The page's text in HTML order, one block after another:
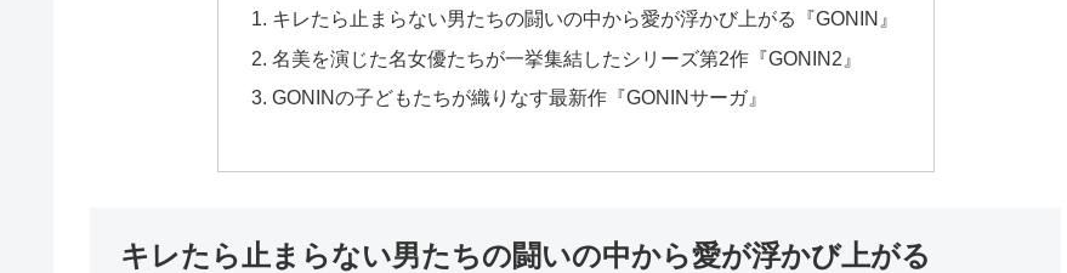
キレたら止まらない男たちの闘いの中から愛が浮かび上がる『GONIN』
名美を演じた名女優たちが一挙集結したシリーズ第2作『GONIN2』
GONINの子どもたちが織りなす最新作『GONINサーガ』
キレたら止まらない男たちの闘いの中から愛が浮かび上がる